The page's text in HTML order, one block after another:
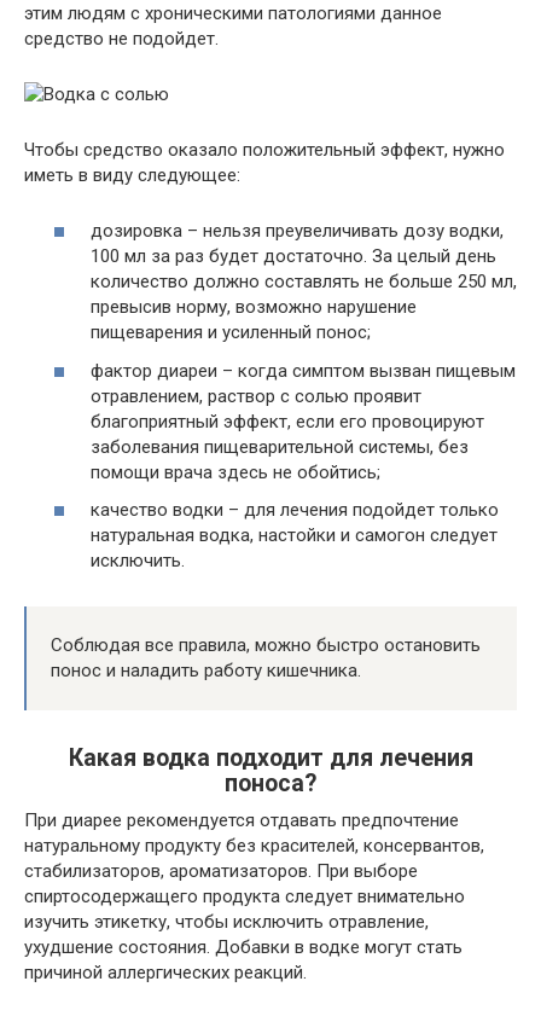
этим людям с хроническими патологиями данное
средство не подойдет.
Чтобы средство оказало положительный эффект, нужно
иметь в виду следующее:
дозировка – нельзя преувеличивать дозу водки,
100 мл за раз будет достаточно. За целый день
количество должно составлять не больше 250 мл,
превысив норму, возможно нарушение
пищеварения и усиленный понос;
фактор диареи – когда симптом вызван пищевым
отравлением, раствор с солью проявит
благоприятный эффект, если его провоцируют
заболевания пищеварительной системы, без
помощи врача здесь не обойтись;
качество водки – для лечения подойдет только
натуральная водка, настойки и самогон следует
исключить.
Соблюдая все правила, можно быстро остановить
понос и наладить работу кишечника.
Какая водка подходит для лечения
поноса?
При диарее рекомендуется отдавать предпочтение
натуральному продукту без красителей, консервантов,
стабилизаторов, ароматизаторов. При выборе
спиртосодержащего продукта следует внимательно
изучить этикетку, чтобы исключить отравление,
ухудшение состояния. Добавки в водке могут стать
причиной аллергических реакций.